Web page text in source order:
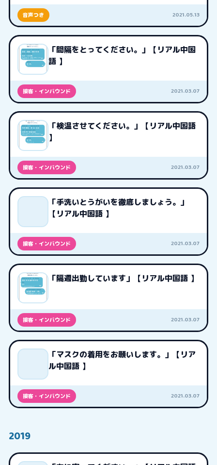
音声つき 2021.05.13
「間隔をとってください。」【リアル中国
語 】
接客・インバウンド 2021.03.07
「検温させてください。」【リアル中国語
】
接客・インバウンド 2021.03.07
「手洗いとうがいを徹底しましょう。」
【リアル中国語 】
接客・インバウンド 2021.03.07
「隔週出勤しています」【リアル中国語 】
接客・インバウンド 2021.03.07
「マスクの着用をお願いします。」【リア
ル中国語 】
接客・インバウンド 2021.03.07
2019